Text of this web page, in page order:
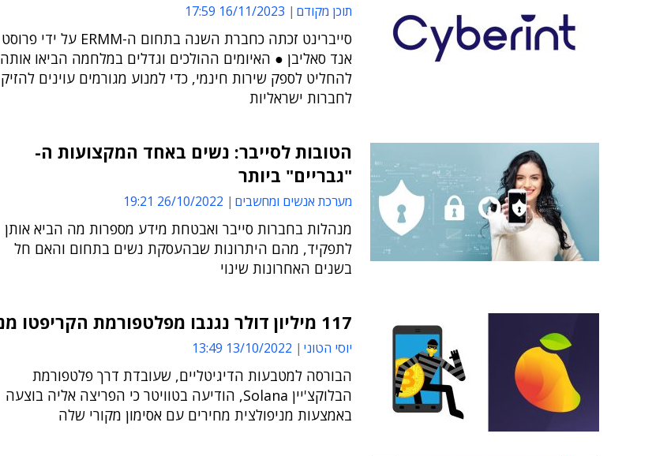
תוכן מקודם 16/11/2023 17:59
סייברינט זכתה כחברת השנה בתחום ה-ERMM על ידי פרוסט
אנד סאליבן ● האיומים ההולכים וגדלים במלחמה הביאו אותה
להחליט לספק שירות חינמי, כדי למנוע מגורמים עוינים להזיק
לחברות ישראליות
הטובות לסייבר: נשים באחד המקצועות ה-
"גבריים" ביותר
מערכת אנשים ומחשבים 26/10/2022 19:21
מנהלות בחברות סייבר ואבטחת מידע מספרות מה הביא אותן
לתפקיד, מהם היתרונות שבהעסקת נשים בתחום והאם חל
בשנים האחרונות שינוי
117 מיליון דולר נגנבו מפלטפורמת הקריפטו מנגו
יוסי הטוני 13/10/2022 13:49
הבורסה למטבעות הדיגיטליים, שעובדת דרך פלטפורמת
הבלוקצ'יין Solana, הודיעה בטוויטר כי הפריצה אליה בוצעה
באמצעות מניפולצית מחירים עם אסימון מקורי שלה